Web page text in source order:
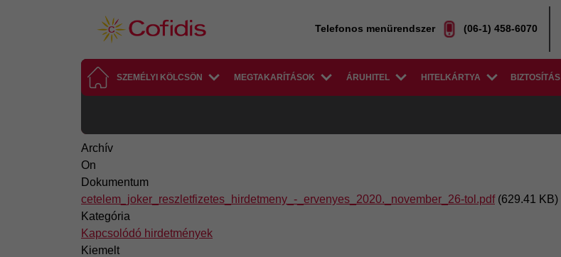
Telefonos menürendszer (06-1) 458-6070
SZEMÉLYI KÖLCSÖN MEGTAKARÍTÁSOK ÁRUHITEL HITELKÁRTYA BIZTOSÍTÁS
Archív
On
Dokumentum
cetelem_joker_reszletfizetes_hirdetmeny_-_ervenyes_2020._november_26-tol.pdf (629.41 KB)
Kategória
Kapcsolódó hirdetmények
Kiemelt